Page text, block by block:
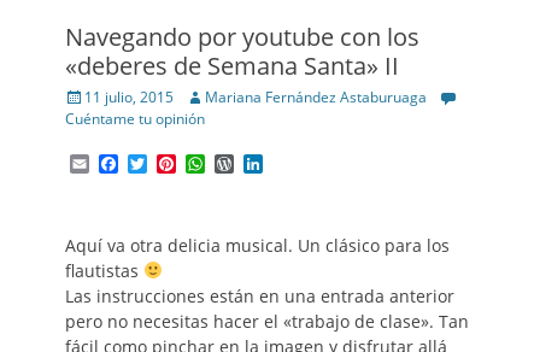
Navegando por youtube con los
«deberes de Semana Santa» II
Posted
on
11 julio, 2015 Author
Mariana Fernández Astaburuaga
Cuéntame tu opinión
EmailFacebook
TwitterPinterest
WhatsApp
WordPress
Aquí va otra delicia musical. Un clásico para los
flautistas
Las instrucciones están en una entrada anterior
pero no necesitas hacer el «trabajo de clase». Tan
fácil como pinchar en la imagen y disfrutar allá